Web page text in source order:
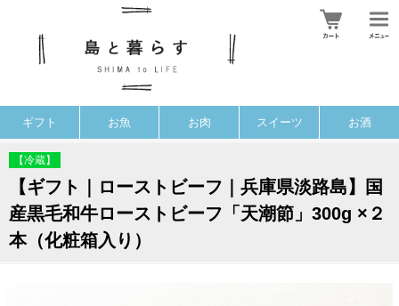
ギフト お魚 お肉 スイーツ お酒
【冷蔵】
【ギフト｜ローストビーフ｜兵庫県淡路島】国
産黒毛和牛ローストビーフ「天潮節」300g ×２
本（化粧箱入り）